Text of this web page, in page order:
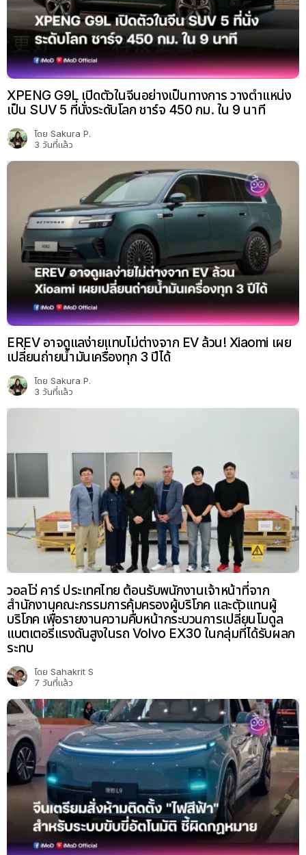
XPENG G9L เปิดตัวในจีนอย่างเป็นทางการ วางตำแหน่ง
เป็น SUV 5 ที่นั่งระดับโลก ชาร์จ 450 กม. ใน 9 นาที
โดย Sakura P.
3 วันที่แล้ว
EREV อาจดูแลง่ายแทบไม่ต่างจาก EV ล้วน! Xiaomi เผย
เปลี่ยนถ่ายน้ำมันเครื่องทุก 3 ปีได้
โดย Sakura P.
3 วันที่แล้ว
วอลโว่ คาร์ ประเทศไทย ต้อนรับพนักงานเจ้าหน้าที่จาก
สำนักงานคณะกรรมการคุ้มครองผู้บริโภค และตัวแทนผู้
บริโภค เพื่อรายงานความคืบหน้ากระบวนการเปลี่ยนโมดูล
แบตเตอรี่แรงดันสูงในรถ Volvo EX30 ในกลุ่มที่ได้รับผลก
ระทบ
โดย Sahakrit S
7 วันที่แล้ว